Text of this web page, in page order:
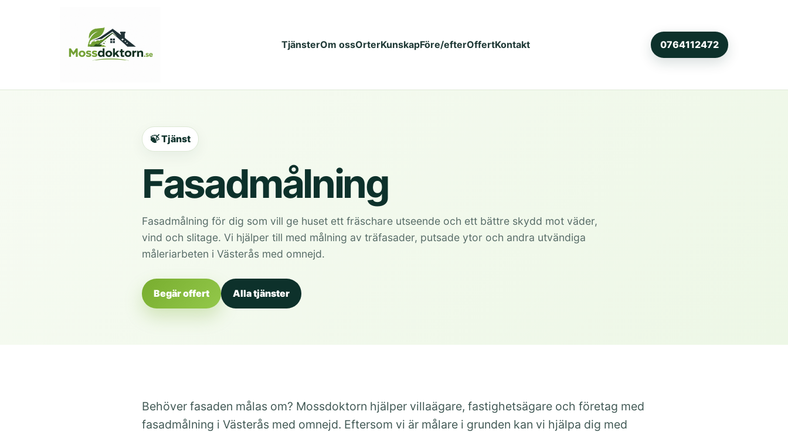
TjänsterOm ossOrterKunskapFöre/efterOffertKontakt 0764112472
🍃 Tjänst
Fasadmålning
Fasadmålning för dig som vill ge huset ett fräschare utseende och ett bättre skydd mot väder,
vind och slitage. Vi hjälper till med målning av träfasader, putsade ytor och andra utvändiga
måleriarbeten i Västerås med omnejd.
Begär offert Alla tjänster
Behöver fasaden målas om? Mossdoktorn hjälper villaägare, fastighetsägare och företag med
fasadmålning i Västerås med omnejd. Eftersom vi är målare i grunden kan vi hjälpa dig med